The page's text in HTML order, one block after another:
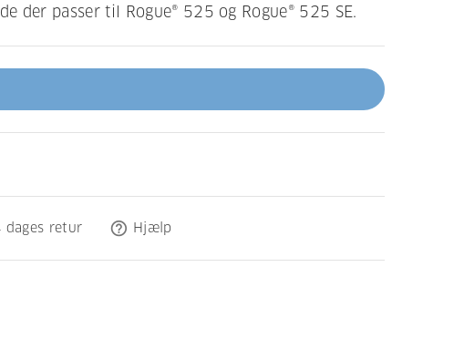
der passer til Rogue® 525 og Rogue® 525 SE.
dages retur help_outline Hjælp